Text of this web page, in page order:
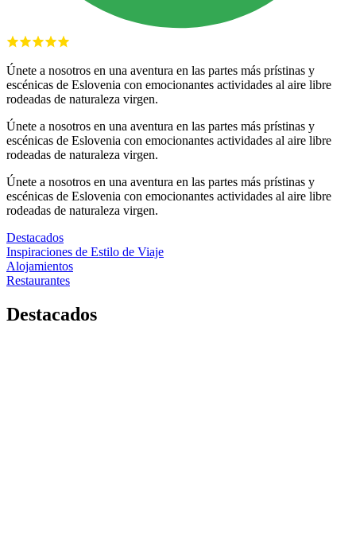
Únete a nosotros en una aventura en las partes más prístinas y
escénicas de Eslovenia con emocionantes actividades al aire libre
rodeadas de naturaleza virgen.
Únete a nosotros en una aventura en las partes más prístinas y
escénicas de Eslovenia con emocionantes actividades al aire libre
rodeadas de naturaleza virgen.
Únete a nosotros en una aventura en las partes más prístinas y
escénicas de Eslovenia con emocionantes actividades al aire libre
rodeadas de naturaleza virgen.
Destacados
Inspiraciones de Estilo de Viaje
Alojamientos
Restaurantes
Destacados